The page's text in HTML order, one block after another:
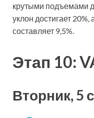
крутыми подъемами
уклон достигает
составляет 9,5%.
Этап 10:
Вторник, 5